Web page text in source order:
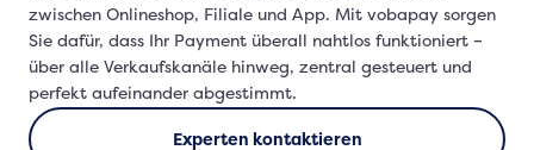
zwischen Onlineshop, Filiale und App. Mit vobapay sorgen
Sie dafür, dass Ihr Payment überall nahtlos funktioniert –
über alle Verkaufskanäle hinweg, zentral gesteuert und
perfekt aufeinander abgestimmt.
Experten kontaktieren